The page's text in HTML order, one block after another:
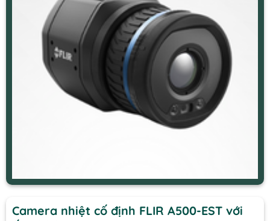
Camera nhiệt cố định FLIR A500-EST với